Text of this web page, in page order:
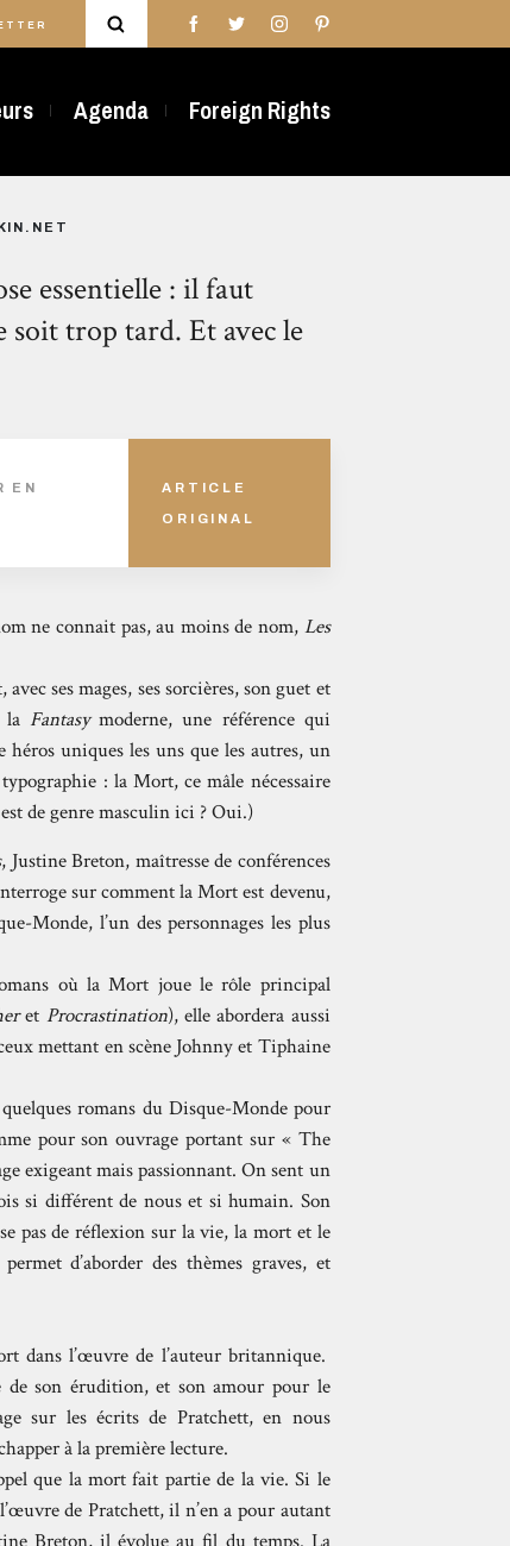
Agenda Foreign Rights
essentielle : il faut
soit trop tard. Et avec le
EN ARTICLE
ORIGINAL
ne connait pas, au moins de nom, Les
ses mages, ses sorcières, son guet et
la Fantasymoderne, une référence qui
héros uniques les uns que les autres, un
: la Mort, ce mâle nécessaire
de genre masculin ici ? Oui.)
, Justine Breton, maîtresse de conférences
sur comment la Mort est devenu,
Monde, l’un des personnages les plus
où la Mort joue le rôle principal
et Procrastination), elle abordera aussi
mettant en scène Johnny et Tiphaine
romans du Disque-Monde pour
pour son ouvrage portant sur « The
exigeant mais passionnant. On sent un
si différent de nous et si humain. Son
pas de réflexion sur la vie, la mort et le
d’aborder des thèmes graves, et
dans l’œuvre de l’auteur britannique.
de son érudition, et son amour pour le
sur les écrits de Pratchett, en nous
à la première lecture.
que la mort fait partie de la vie. Si le
de Pratchett, il n’en a pour autant